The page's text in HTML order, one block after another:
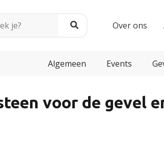
Over ons
Algemeen Events
voor de gevel